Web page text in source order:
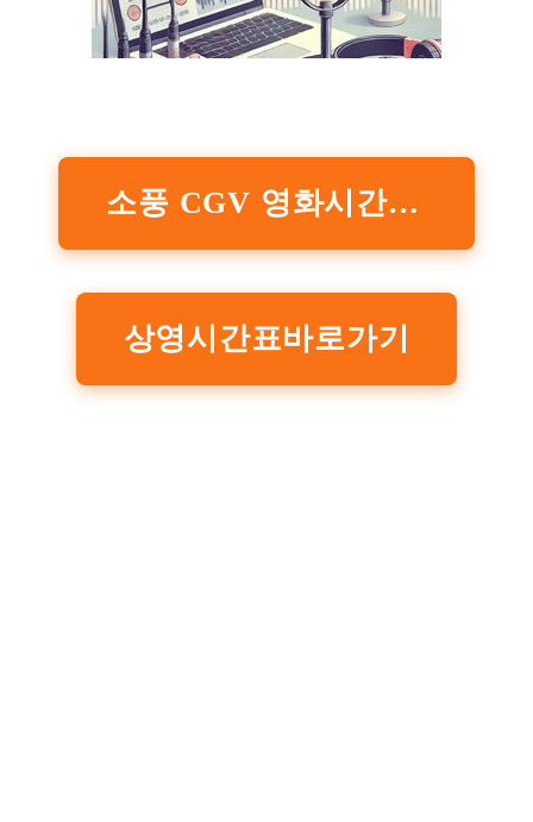
소풍 CGV 영화시간표 및 할인정보 확인
상영시간표바로가기